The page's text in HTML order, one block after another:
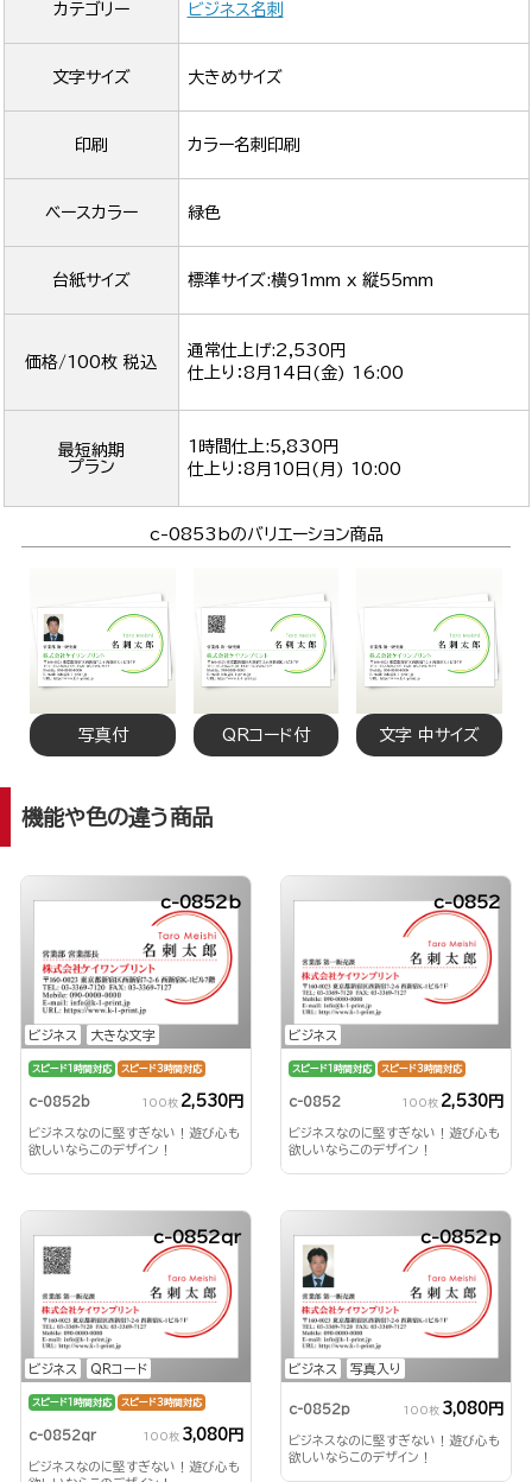
カテゴリー ビジネス名刺
文字サイズ 大きめサイズ
印刷 カラー名刺印刷
ベースカラー 緑色
台紙サイズ 標準サイズ:横91mm x 縦55mm
価格/100枚 税込
通常仕上げ:2,530円
仕上り：8月14日(金) 16:00
最短納期
プラン
1時間仕上:5,830円
仕上り：8月10日(月) 10:00
c-0853bのバリエーション商品
写真付 QRコード付 文字 中サイズ
機能や色の違う商品
ビジネス 大きな文字
c-0852b
スピード1時間対応 スピード3時間対応
c-0852b 100枚 2,530円
ビジネスなのに堅すぎない！遊び心も
欲しいならこのデザイン！
ビジネス
c-0852
スピード1時間対応 スピード3時間対応
c-0852 100枚 2,530円
ビジネスなのに堅すぎない！遊び心も
欲しいならこのデザイン！
ビジネス QRコード
c-0852qr
スピード1時間対応 スピード3時間対応
c-0852qr 100枚 3,080円
ビジネスなのに堅すぎない！遊び心も
ビジネス 写真入り
c-0852p
c-0852p 100枚 3,080円
ビジネスなのに堅すぎない！遊び心も
欲しいならこのデザイン！